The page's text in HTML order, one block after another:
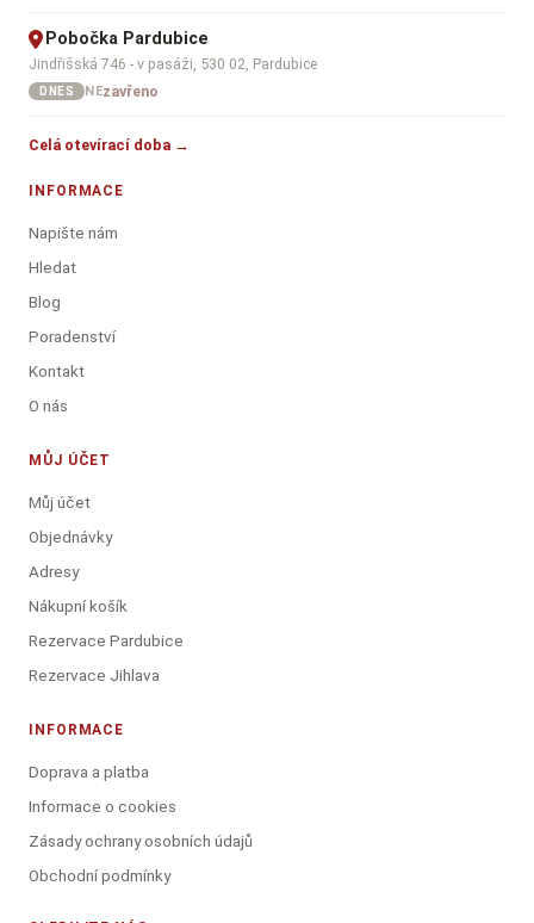
Pobočka Pardubice
Jindřišská 746 - v pasáži, 530 02, Pardubice
DNES NEzavřeno
Celá otevírací doba →
INFORMACE
Napište nám
Hledat
Blog
Poradenství
Kontakt
O nás
MŮJ ÚČET
Můj účet
Objednávky
Adresy
Nákupní košík
Rezervace Pardubice
Rezervace Jihlava
INFORMACE
Doprava a platba
Informace o cookies
Zásady ochrany osobních údajů
Obchodní podmínky